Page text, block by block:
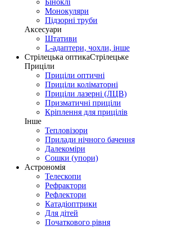
Біноклі
Монокуляри
Підзорні труби
Аксесуари
Штативи
L-адаптери, чохли, інше
Стрілецька оптикаСтрілецьке
Приціли
Приціли оптичні
Приціли коліматорні
Приціли лазерні (ЛЦВ)
Призматичні приціли
Кріплення для прицілів
Інше
Тепловізори
Прилади нічного бачення
Далекоміри
Сошки (упори)
Астрономія
Телескопи
Рефрактори
Рефлектори
Катадіоптрики
Для дітей
Початкового рівня